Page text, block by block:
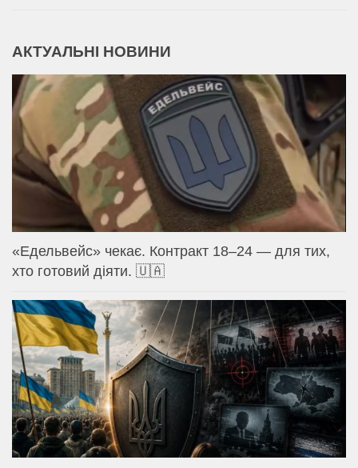
АКТУАЛЬНІ НОВИНИ
«Едельвейс» чекає. Контракт 18–24 — для тих,
хто готовий діяти. 🇺🇦